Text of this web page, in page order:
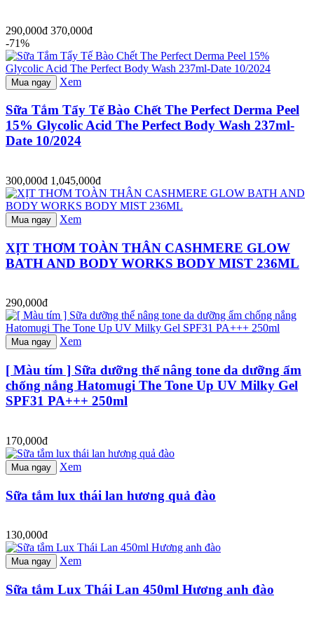
290,000đ 370,000đ
-71%
Mua ngay Xem
Sữa Tắm Tẩy Tế Bào Chết The Perfect Derma Peel
15% Glycolic Acid The Perfect Body Wash 237ml-
Date 10/2024
300,000đ 1,045,000đ
Mua ngay Xem
XỊT THƠM TOÀN THÂN CASHMERE GLOW
BATH AND BODY WORKS BODY MIST 236ML
290,000đ
Mua ngay Xem
[ Màu tím ] Sữa dưỡng thể nâng tone da dưỡng ẩm
chống nắng Hatomugi The Tone Up UV Milky Gel
SPF31 PA+++ 250ml
170,000đ
Mua ngay Xem
Sữa tắm lux thái lan hương quả đào
130,000đ
Mua ngay Xem
Sữa tắm Lux Thái Lan 450ml Hương anh đào